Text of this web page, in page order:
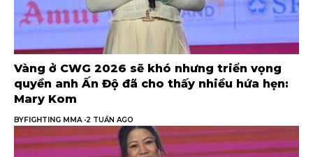
Vàng ở CWG 2026 sẽ khó nhưng triển vọng
quyền anh Ấn Độ đã cho thấy nhiều hứa hẹn:
Mary Kom
BYFIGHTING MMA 2 TUẦN AGO